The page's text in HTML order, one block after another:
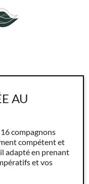
AU
16 compagnons
compétent et
adapté en prenant
et vos